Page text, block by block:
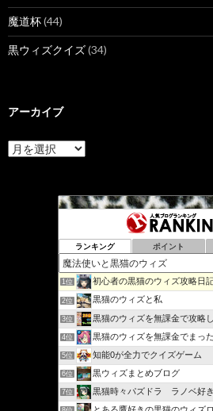
魔道杯(44)
黒ウィズクイズ(34)
アーカイブ
ア
ー
ランキング ポイント
1位 初心者の黒猫のウィズ攻略日記 | のん
2位 黒猫のウィズと私
3位 黒猫のウィズを無課金で攻略
4位 黒猫のウィズを無課金でまった
5位 知能0が全力でクイズゲーム
6位 黒ウィズまとめブログ
7位 黒猫時々パズドラ ラノベ好